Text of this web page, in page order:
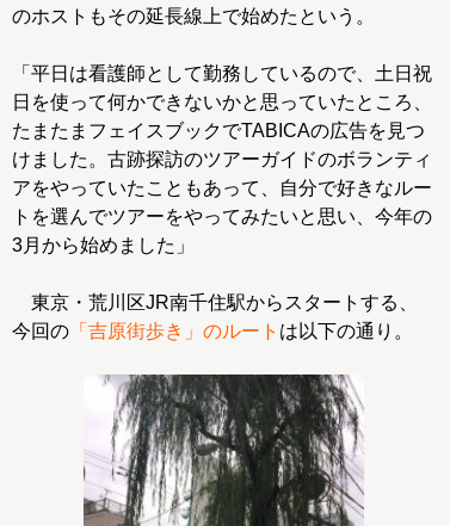
のホストもその延長線上で始めたという。
「平日は看護師として勤務しているので、土日祝
日を使って何かできないかと思っていたところ、
たまたまフェイスブックでTABICAの広告を見つ
けました。古跡探訪のツアーガイドのボランティ
アをやっていたこともあって、自分で好きなルー
トを選んでツアーをやってみたいと思い、今年の
3月から始めました」
東京・荒川区JR南千住駅からスタートする、
今回の 「吉原街歩き」のルート は以下の通り。